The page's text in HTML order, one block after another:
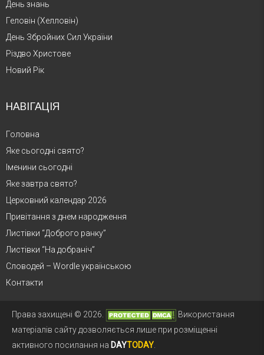
День знань
Геловін (Хелловін)
День Збройних Сил України
Різдво Христове
Новий Рік
НАВІГАЦІЯ
Головна
Яке сьогодні свято?
Іменини сьогодні
Яке завтра свято?
Церковний календар 2026
Привітання з днем народження
Листівки “Доброго ранку”
Листівки “На добраніч”
Словодей – Wordle українською
Контакти
Права захищені © 2026.
Використання
матеріалів сайту дозволяється лише при розміщенні
активного посилання на DAYTODAY